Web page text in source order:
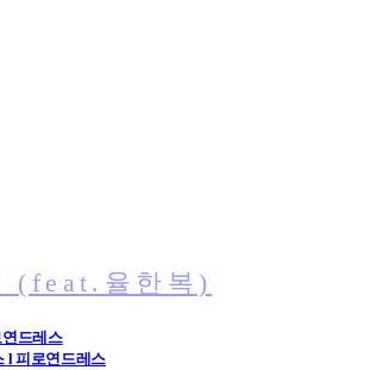
(feat.율한복)
드레스
l 피로연드레스